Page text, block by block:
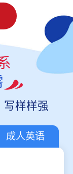
写样样强
成人英语